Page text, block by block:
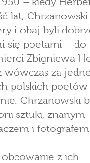
lat, Chrzanowski
i obaj byli
się poetami – do
Zbigniewa
wówczas za
polskich poetów
Chrzanowski
sztuki, znanym
i
obcowanie z ich